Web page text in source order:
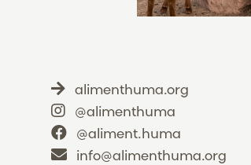
alimenthuma.org
@alimenthuma
@aliment.huma
info@alimenthuma.org